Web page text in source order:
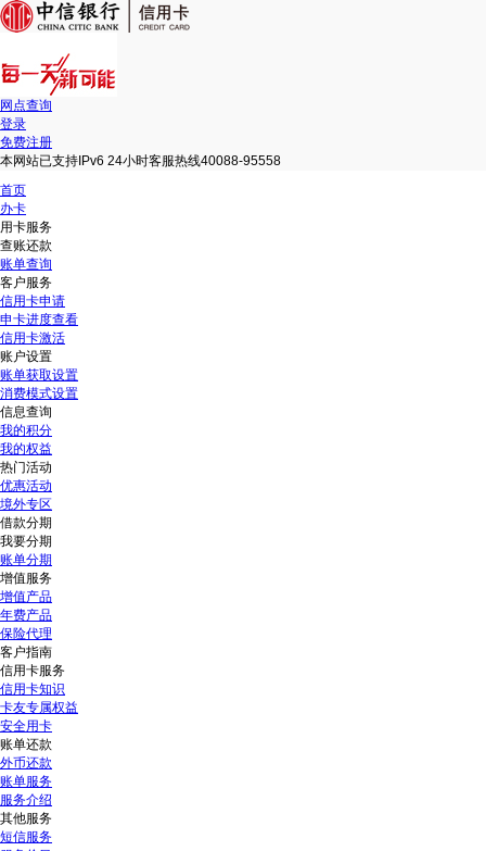
网点查询
登录
免费注册
本网站已支持IPv6 24小时客服热线40088-95558
首页
办卡
用卡服务
查账还款
账单查询
客户服务
信用卡申请
申卡进度查看
信用卡激活
账户设置
账单获取设置
消费模式设置
信息查询
我的积分
我的权益
热门活动
优惠活动
境外专区
借款分期
我要分期
账单分期
增值服务
增值产品
年费产品
保险代理
客户指南
信用卡服务
信用卡知识
卡友专属权益
安全用卡
账单还款
外币还款
账单服务
服务介绍
其他服务
短信服务